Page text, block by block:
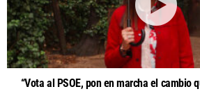
“Vota al PSOE, pon en marcha el cambio